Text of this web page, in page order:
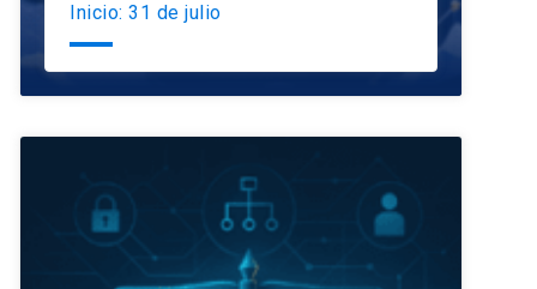
Inicio: 31 de julio